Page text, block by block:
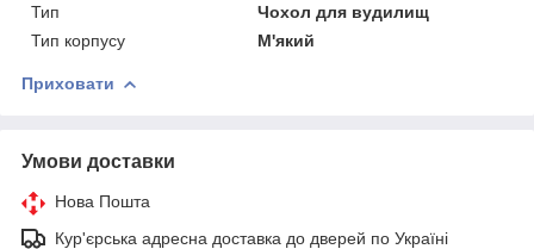
Тип
Чохол для вудилищ
Тип корпусу
М'який
Приховати
Умови доставки
Нова Пошта
Кур'єрська адресна доставка до дверей по Україні